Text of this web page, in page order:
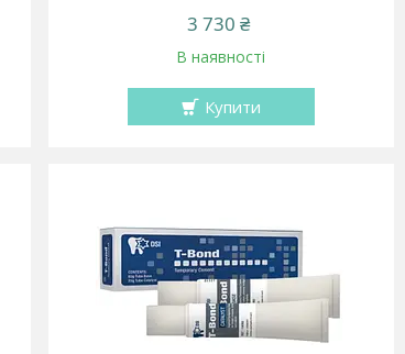
3 730 ₴
В наявності
Купити